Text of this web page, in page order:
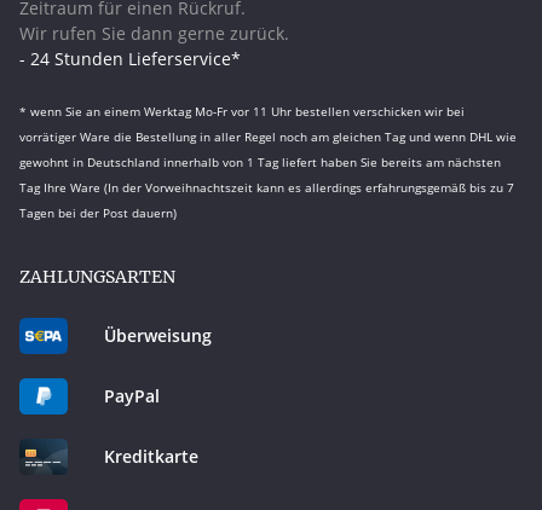
Zeitraum für einen Rückruf.
Wir rufen Sie dann gerne zurück.
- 24 Stunden Lieferservice*
* wenn Sie an einem Werktag Mo-Fr vor 11 Uhr bestellen verschicken wir bei
vorrätiger Ware die Bestellung in aller Regel noch am gleichen Tag und wenn DHL wie
gewohnt in Deutschland innerhalb von 1 Tag liefert haben Sie bereits am nächsten
Tag Ihre Ware (In der Vorweihnachtszeit kann es allerdings erfahrungsgemäß bis zu 7
Tagen bei der Post dauern)
ZAHLUNGSARTEN
Überweisung
PayPal
Kreditkarte